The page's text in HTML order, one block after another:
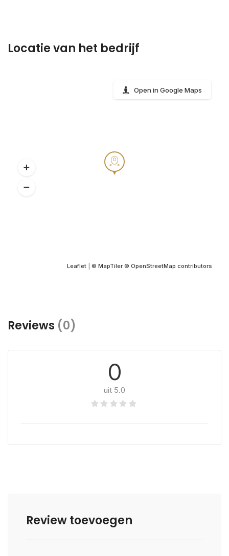
Locatie van het bedrijf
Leaflet © MapTiler © OpenStreetMap contributors
Open in Google Maps
Reviews (0)
0
uit 5.0
Review toevoegen